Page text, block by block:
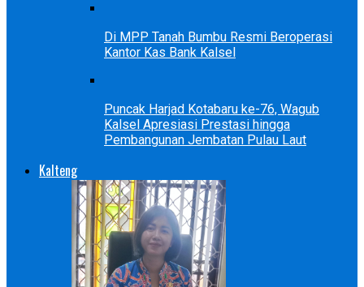
Di MPP Tanah Bumbu Resmi Beroperasi
Kantor Kas Bank Kalsel
Puncak Harjad Kotabaru ke-76, Wagub
Kalsel Apresiasi Prestasi hingga
Pembangunan Jembatan Pulau Laut
Kalteng